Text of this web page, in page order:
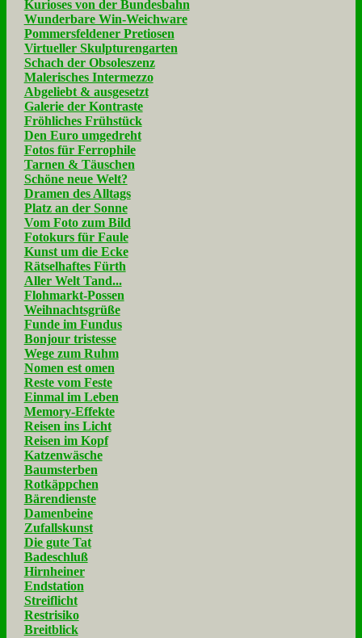
Kurioses von der Bundesbahn
Wunderbare Win-Weichware
Pommersfeldener Pretiosen
Virtueller Skulpturengarten
Schach der Obsoleszenz
Malerisches Intermezzo
Abgeliebt & ausgesetzt
Galerie der Kontraste
Fröhliches Frühstück
Den Euro umgedreht
Fotos für Ferrophile
Tarnen & Täuschen
Schöne neue Welt?
Dramen des Alltags
Platz an der Sonne
Vom Foto zum Bild
Fotokurs für Faule
Kunst um die Ecke
Rätselhaftes Fürth
Aller Welt Tand...
Flohmarkt-Possen
Weihnachtsgrüße
Funde im Fundus
Bonjour tristesse
Wege zum Ruhm
Nomen est omen
Reste vom Feste
Einmal im Leben
Memory-Effekte
Reisen ins Licht
Reisen im Kopf
Katzenwäsche
Baumsterben
Rotkäppchen
Bärendienste
Damenbeine
Zufallskunst
Die gute Tat
Badeschluß
Hirnheiner
Endstation
Streiflicht
Restrisiko
Breitblick